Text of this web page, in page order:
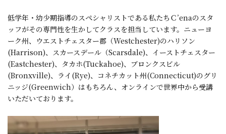
低学年・幼少期指導のスペシャリストである私たちＣ’enaのスタ
ッフがその専門性を生かしてクラスを担当しています。ニューヨ
ーク州、ウエストチェスター郡（Westchester)のハリソン
(Harrison)、スカースデール（Scarsdale)、イーストチェスター
(Eastchester)、タカホ(Tuckahoe)、ブロンクスビル
(Bronxville)、ライ(Rye)、コネチカット州(Connecticut)のグリ
ニッジ(Greenwich）はもちろん、オンラインで世界中から受講
いただいております。